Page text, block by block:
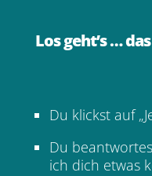
Los geht’s …
Du klickst auf
Du
ich dich etwas